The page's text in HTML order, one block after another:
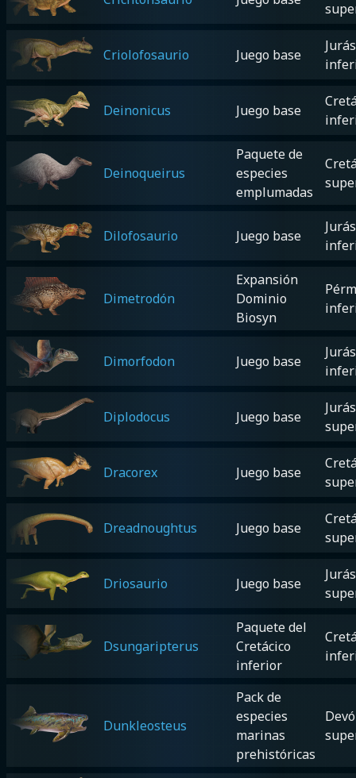
Criolofosaurio Juego base
Deinonicus Juego base
Deinoqueirus
Paquete de
especies
emplumadas
Dilofosaurio Juego base
Dimetrodón
Expansión
Dominio
Biosyn
Dimorfodon Juego base
Diplodocus Juego base
Dracorex Juego base
Dreadnoughtus Juego base
Driosaurio Juego base
Dsungaripterus
Paquete del
Cretácico
inferior
Dunkleosteus
Pack de
especies
marinas
prehistóricas